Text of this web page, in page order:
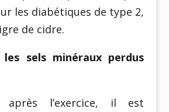
les diabétiques de type 2,
de cidre.
les sels minéraux perdus
après l’exercice, il est